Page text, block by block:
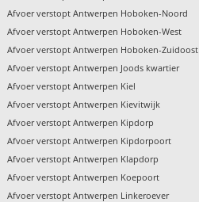
Afvoer verstopt Antwerpen Hoboken-Noord
Afvoer verstopt Antwerpen Hoboken-West
Afvoer verstopt Antwerpen Hoboken-Zuidoost
Afvoer verstopt Antwerpen Joods kwartier
Afvoer verstopt Antwerpen Kiel
Afvoer verstopt Antwerpen Kievitwijk
Afvoer verstopt Antwerpen Kipdorp
Afvoer verstopt Antwerpen Kipdorpoort
Afvoer verstopt Antwerpen Klapdorp
Afvoer verstopt Antwerpen Koepoort
Afvoer verstopt Antwerpen Linkeroever